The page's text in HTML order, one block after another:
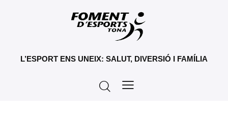
L’ESPORT ENS UNEIX: SALUT, DIVERSIÓ I FAMÍLIA